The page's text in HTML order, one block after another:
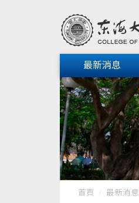
最新消息
首頁 最新消息